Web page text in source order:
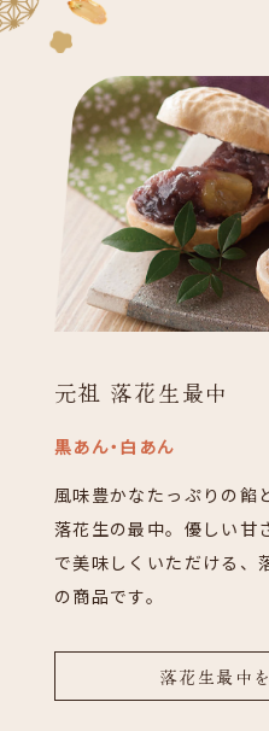
元祖 落花生最中
黒あん・白あん
風味豊かなたっぷりの餡
落花生の最中。優しい甘
で美味しくいただける、
の商品です。
落花生最中